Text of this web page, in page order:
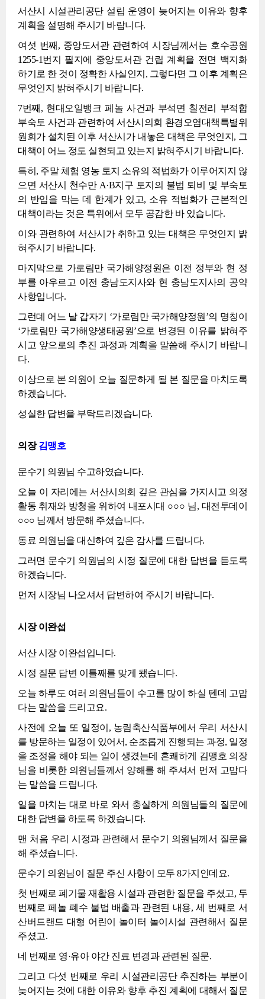
서산시 시설관리공단 설립 운영이 늦어지는 이유와 향후
계획을 설명해 주시기 바랍니다.
여섯 번째, 중앙도서관 관련하여 시장님께서는 호수공원
1255-1번지 필지에 중앙도서관 건립 계획을 전면 백지화
하기로 한 것이 정확한 사실인지, 그렇다면 그 이후 계획은
무엇인지 밝혀주시기 바랍니다.
7번째, 현대오일뱅크 페놀 사건과 부석면 칠전리 부적합
부숙토 사건과 관련하여 서산시의회 환경오염대책특별위
원회가 설치된 이후 서산시가 내놓은 대책은 무엇인지, 그
대책이 어느 정도 실현되고 있는지 밝혀주시기 바랍니다.
특히, 주말 체험 영농 토지 소유의 적법화가 이루어지지 않
으면 서산시 천수만 A·B지구 토지의 불법 퇴비 및 부숙토
의 반입을 막는 데 한계가 있고, 소유 적법화가 근본적인
대책이라는 것은 특위에서 모두 공감한 바 있습니다.
이와 관련하여 서산시가 취하고 있는 대책은 무엇인지 밝
혀주시기 바랍니다.
마지막으로 가로림만 국가해양정원은 이전 정부와 현 정
부를 아우르고 이전 충남도지사와 현 충남도지사의 공약
사항입니다.
그런데 어느 날 갑자기 ‘가로림만 국가해양정원’의 명칭이
‘가로림만 국가해양생태공원’으로 변경된 이유를 밝혀주
시고 앞으로의 추진 과정과 계획을 말씀해 주시기 바랍니
다.
이상으로 본 의원이 오늘 질문하게 될 본 질문을 마치도록
하겠습니다.
성실한 답변을 부탁드리겠습니다.
의장김맹호
문수기 의원님 수고하였습니다.
오늘 이 자리에는 서산시의회 깊은 관심을 가지시고 의정
활동 취재와 방청을 위하여 내포시대 ○○○ 님, 대전투데이
○○○ 님께서 방문해 주셨습니다.
동료 의원님을 대신하여 깊은 감사를 드립니다.
그러면 문수기 의원님의 시정 질문에 대한 답변을 듣도록
하겠습니다.
먼저 시장님 나오셔서 답변하여 주시기 바랍니다.
시장 이완섭
서산 시장 이완섭입니다.
시정 질문 답변 이틀째를 맞게 됐습니다.
오늘 하루도 여러 의원님들이 수고를 많이 하실 텐데 고맙
다는 말씀을 드리고요.
사전에 오늘 또 일정이, 농림축산식품부에서 우리 서산시
를 방문하는 일정이 있어서, 순조롭게 진행되는 과정, 일정
을 조정을 해야 되는 일이 생겼는데 흔쾌하게 김맹호 의장
님을 비롯한 의원님들께서 양해를 해 주셔서 먼저 고맙다
는 말씀을 드립니다.
일을 마치는 대로 바로 와서 충실하게 의원님들의 질문에
대한 답변을 하도록 하겠습니다.
맨 처음 우리 시정과 관련해서 문수기 의원님께서 질문을
해 주셨습니다.
문수기 의원님이 질문 주신 사항이 모두 8가지인데요.
첫 번째로 폐기물 재활용 시설과 관련한 질문을 주셨고, 두
번째로 페놀 폐수 불법 배출과 관련된 내용, 세 번째로 서
산버드랜드 대형 어린이 놀이터 놀이시설 관련해서 질문
주셨고.
네 번째로 영·유아 야간 진료 변경과 관련된 질문.
그리고 다섯 번째로 우리 시설관리공단 추진하는 부분이
늦어지는 것에 대한 이유와 향후 추진 계획에 대해서 질문